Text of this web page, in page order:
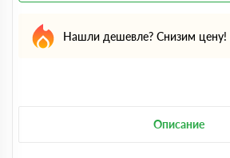
Нашли дешевле? Снизим цену!
Описание